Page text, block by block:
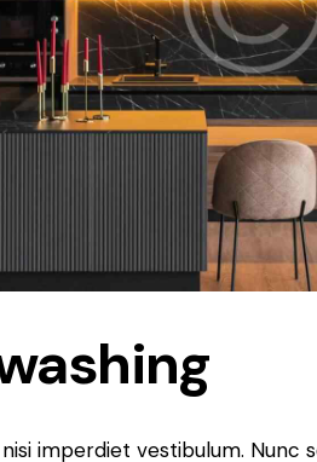
imperdiet vestibulum. Nunc